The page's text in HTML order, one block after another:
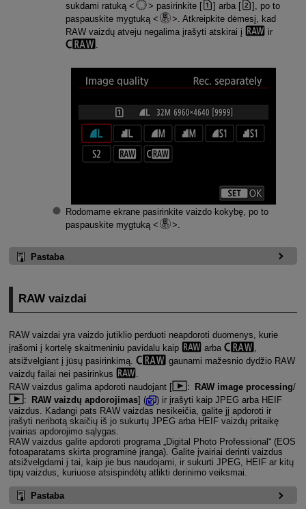
sukdami ratuką
pasirinkite [ ] arba [
], po to
paspauskite mygtuką
. Atkreipkite dėmesį, kad
RAW vaizdų atveju negalima įrašyti atskirai į
ir
.
Rodomame ekrane pasirinkite vaizdo kokybę, po to
paspauskite mygtuką
Pastaba
RAW vaizdai
RAW vaizdai yra vaizdo jutiklio perduoti neapdoroti duomenys, kurie
įrašomi į kortelę skaitmeniniu pavidalu kaip
arba
atsižvelgiant į jūsų pasirinkimą.
gaunami mažesnio dydžio RAW
vaizdų failai nei pasirinkus
RAW vaizdus galima apdoroti naudojant [
: RAW image processing/
: RAW vaizdų apdorojimas] (
) ir įrašyti kaip JPEG arba HEIF
vaizdus. Kadangi pats RAW vaizdas nesikeičia, galite jį apdoroti ir
įrašyti neribotą skaičių iš jo sukurtų JPEG arba HEIF vaizdų pritaikę
įvairias apdorojimo sąlygas.
RAW vaizdus galite apdoroti programa „Digital Photo Professional“ (EOS
fotoaparatams skirta programinė įranga). Galite įvairiai derinti vaizdus
atsižvelgdami į tai, kaip jie bus naudojami, ir sukurti JPEG, HEIF ar kitų
tipų vaizdus, kuriuose atsispindėtų atlikti derinimo veiksmai.
Pastaba